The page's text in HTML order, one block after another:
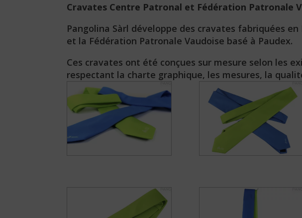
Cravates Centre Patronal et Fédération Patronale
Pangolina Sàrl développe des cravates fabriquées
et la Fédération Patronale Vaudoise basé à Paudex.
Ces cravates ont été conçues sur mesure selon les
respectant la charte graphique, les mesures, la